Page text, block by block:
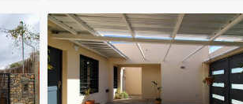
Venta
US$290,000